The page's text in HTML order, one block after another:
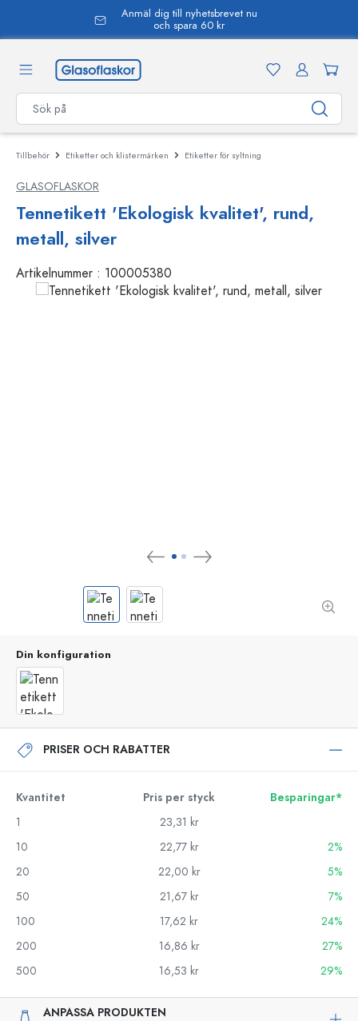
Anmäl dig till nyhetsbrevet nu
och spara 60 kr
Tillbehör Etiketter och klistermärken Etiketter för syltning
GLASOFLASKOR
Tennetikett 'Ekologisk kvalitet', rund,
metall, silver
Artikelnummer : 100005380
Din konfiguration
PRISER OCH RABATTER
Kvantitet Pris per styck
Besparingar*
1
23,31 kr
10
22,77 kr
2%
20
22,00 kr
5%
50
21,67 kr
7%
100
17,62 kr
24%
200
16,86 kr
27%
500
16,53 kr 29%
ANPASSA PRODUKTEN